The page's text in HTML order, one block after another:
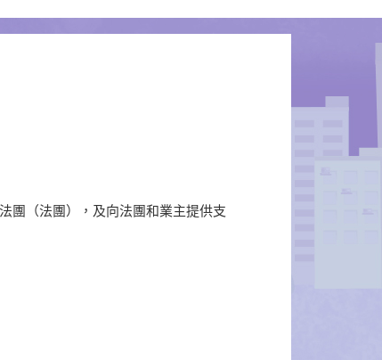
團（法團），及向法團和業主提供支